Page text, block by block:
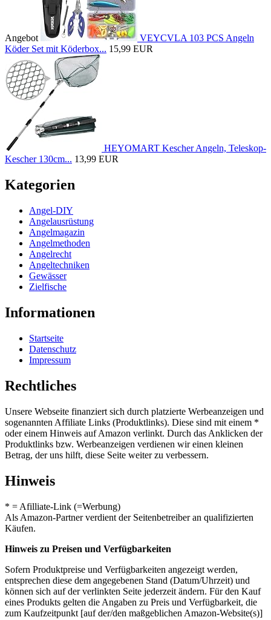
Angebot
VEYCVLA 103 PCS Angeln
Köder Set mit Köderbox... 15,99 EUR
HEYOMART Kescher Angeln, Teleskop-
Kescher 130cm... 13,99 EUR
Kategorien
Angel-DIY
Angelausrüstung
Angelmagazin
Angelmethoden
Angelrecht
Angeltechniken
Gewässer
Zielfische
Informationen
Startseite
Datenschutz
Impressum
Rechtliches
Unsere Webseite finanziert sich durch platzierte Werbeanzeigen und
sogenannten Affiliate Links (Produktlinks). Diese sind mit einem *
oder einem Hinweis auf Amazon verlinkt. Durch das Anklicken der
Produktlinks bzw. Werbeanzeigen verdienen wir einen kleinen
Betrag, der uns hilft, diese Seite weiter zu verbessern.
Hinweis
* = Afilliate-Link (=Werbung)
Als Amazon-Partner verdient der Seitenbetreiber an qualifizierten
Käufen.
Hinweis zu Preisen und Verfügbarkeiten
Sofern Produktpreise und Verfügbarkeiten angezeigt werden,
entsprechen diese dem angegebenen Stand (Datum/Uhrzeit) und
können sich auf der verlinkten Seite jederzeit ändern. Für den Kauf
eines Produkts gelten die Angaben zu Preis und Verfügbarkeit, die
zum Kaufzeitpunkt [auf der/den maßgeblichen Amazon-Website(s)]